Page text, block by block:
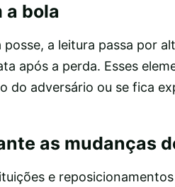
a bola
posse, a leitura passa por
após a perda. Esses
do adversário ou se fica
as mudanças
e